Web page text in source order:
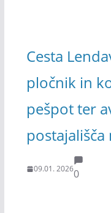
Cesta
pločnik in
pešpot ter
postajališča
09.01. 20260